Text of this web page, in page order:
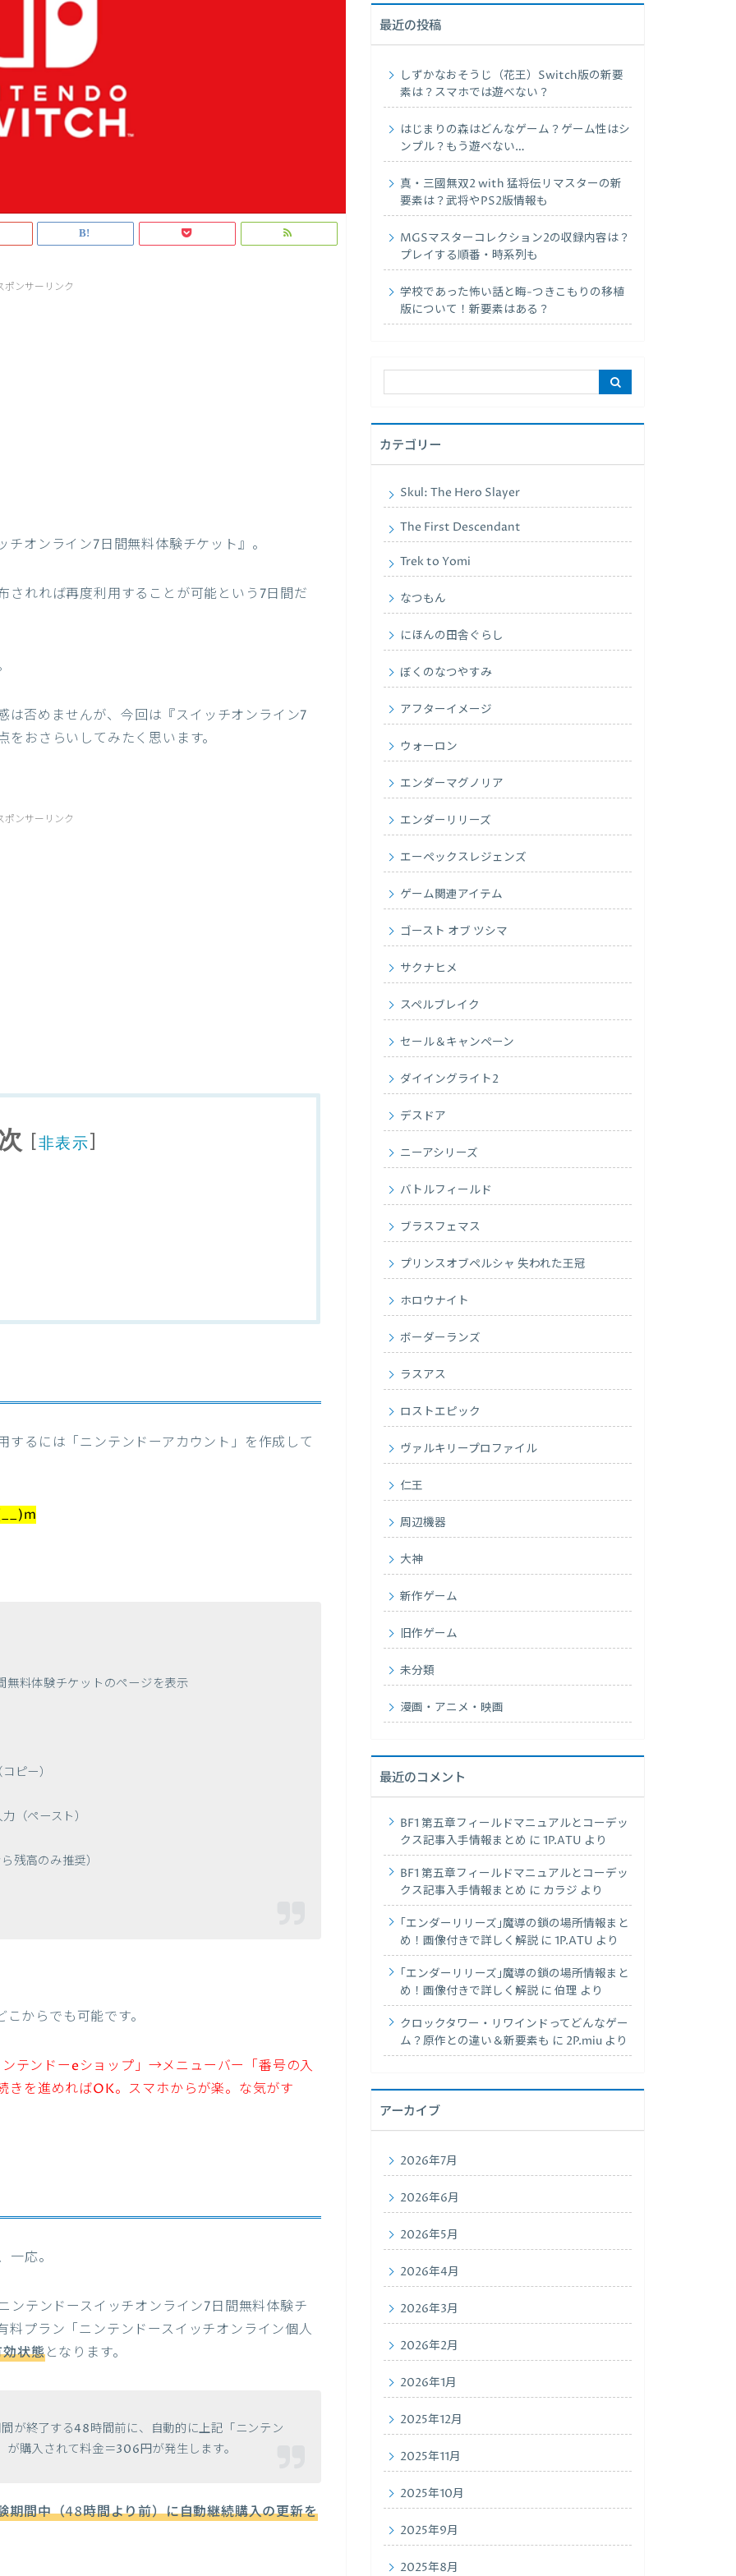
ポンサーリンク
オンライン7日間無料体験チケット』。
されれば再度利用することが可能という7日間だ
否めませんが、今回は『スイッチオンライン7
おさらいしてみたく思います。
ポンサーリンク
[非表示]
するには「ニンテンドーアカウント」を作成して
料体験チケットのページを表示
ピー）
（ペースト）
残高のみ推奨）
からでも可能です。
テンドーeショップ」→メニューバー「番号の入
きを進めればOK。スマホからが楽。な気がす
応。
ンテンドースイッチオンライン7日間無料体験チ
料プラン「ニンテンドースイッチオンライン個人
状態となります。
が終了する48時間前に、自動的に上記「ニンテン
購入されて料金＝306円が発生します。
期間中（48時間より前）に自動継続購入の更新を
最近の投稿
しずかなおそうじ（花王）Switch版の新要
素は？スマホでは遊べない？
はじまりの森はどんなゲーム？ゲーム性はシ
ンプル？もう遊べない…
真・三國無双2 with 猛将伝リマスターの新
要素は？武将やPS2版情報も
MGSマスターコレクション2の収録内容は？
プレイする順番・時系列も
学校であった怖い話と晦-つきこもりの移植
版について！新要素はある？
カテゴリー
Skul: The Hero Slayer
The First Descendant
Trek to Yomi
なつもん
にほんの田舎ぐらし
ぼくのなつやすみ
アフターイメージ
ウォーロン
エンダーマグノリア
エンダーリリーズ
エーペックスレジェンズ
ゲーム関連アイテム
ゴースト オブ ツシマ
サクナヒメ
スペルブレイク
セール＆キャンペーン
ダイイングライト2
デスドア
ニーアシリーズ
バトルフィールド
ブラスフェマス
プリンスオブペルシャ 失われた王冠
ホロウナイト
ボーダーランズ
ラスアス
ロストエピック
ヴァルキリープロファイル
仁王
周辺機器
大神
新作ゲーム
旧作ゲーム
未分類
漫画・アニメ・映画
最近のコメント
BF1 第五章フィールドマニュアルとコーデッ
クス記事入手情報まとめ に1P.ATU より
BF1 第五章フィールドマニュアルとコーデッ
クス記事入手情報まとめ に カラジ より
｢エンダーリリーズ｣魔導の鎖の場所情報まと
め！画像付きで詳しく解説 に1P.ATU より
｢エンダーリリーズ｣魔導の鎖の場所情報まと
め！画像付きで詳しく解説 に伯理 より
クロックタワー・リワインドってどんなゲー
ム？原作との違い＆新要素も に 2P.miu より
アーカイブ
2026年7月
2026年6月
2026年5月
2026年4月
2026年3月
2026年2月
2026年1月
2025年12月
2025年11月
2025年10月
2025年9月
2025年8月